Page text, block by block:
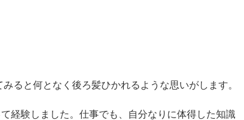
ると何となく後ろ髪ひかれるような思いがします。
経験しました。仕事でも、自分なりに体得した知識